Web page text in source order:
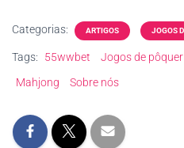
Categorias: ARTIGOS JOGOS
Tags: 55wwbet Jogos de pôquer
Mahjong
Sobre nós